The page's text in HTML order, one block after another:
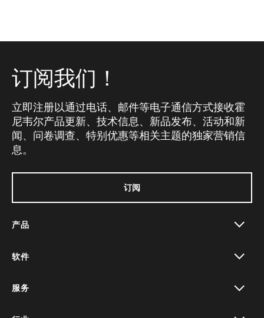
订阅我们！
立即注册以通过电话、邮件等电子通信方式接收霍
尼韦尔产品更新、技术信息、新品发布、活动和新
闻、问卷调查、特别优惠等相关主题的独家营销信
息。
订阅
产品
软件
服务